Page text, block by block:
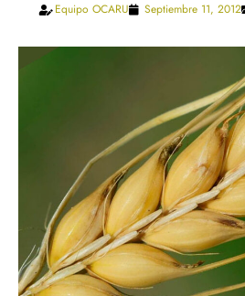
Equipo OCARU Septiembre 11, 2012